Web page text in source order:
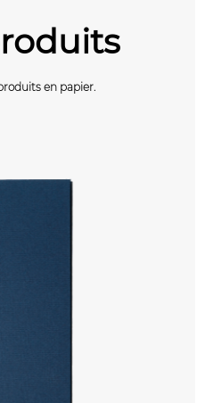
en papier.